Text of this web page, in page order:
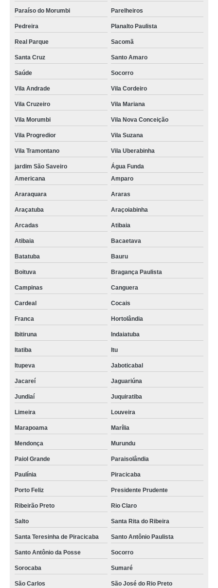
Paraíso do Morumbi Parelheiros
Pedreira Planalto Paulista
Real Parque Sacomã
Santa Cruz Santo Amaro
Saúde Socorro
Vila Andrade Vila Cordeiro
Vila Cruzeiro Vila Mariana
Vila Morumbi Vila Nova Conceição
Vila Progredior Vila Suzana
Vila Tramontano Vila Uberabinha
jardim São Saveiro
Água Funda
Americana
Amparo
Araraquara Araras
Araçatuba Araçoiabinha
Arcadas Atibaia
Atibaia Bacaetava
Batatuba Bauru
Boituva Bragança Paulista
Campinas Canguera
Cardeal Cocais
Franca Hortolândia
Ibitiruna Indaiatuba
Itatiba Itu
Itupeva Jaboticabal
Jacareí Jaguariúna
Jundiaí Juquiratiba
Limeira Louveira
Marapoama Marília
Mendonça Murundu
Paiol Grande Paraisolândia
Paulínia Piracicaba
Porto Feliz Presidente Prudente
Ribeirão Preto Rio Claro
Salto Santa Rita do Ribeira
Santa Teresinha de Piracicaba Santo Antônio Paulista
Santo Antônio da Posse Socorro
Sorocaba Sumaré
São Carlos São José do Rio Preto